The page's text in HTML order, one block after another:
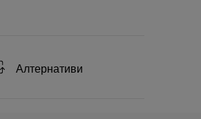
Алтернативи